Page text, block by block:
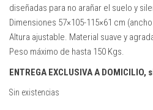
diseñadas para no arañar el suelo y
Dimensiones 57×105-115×61 cm
Altura ajustable. Material suave y
Peso máximo de hasta 150 Kgs.
ENTREGA EXCLUSIVA A
Sin existencias